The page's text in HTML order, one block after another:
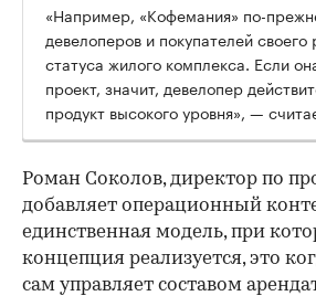
«Например, «Кофемания» по-
девелоперов и покупателей
статуса жилого комплекса. Если
проект, значит, девелопер
продукт высокого уровня», —
Роман Соколов, директор по
добавляет операционный
единственная модель, при
концепция реализуется, это
сам управляет составом